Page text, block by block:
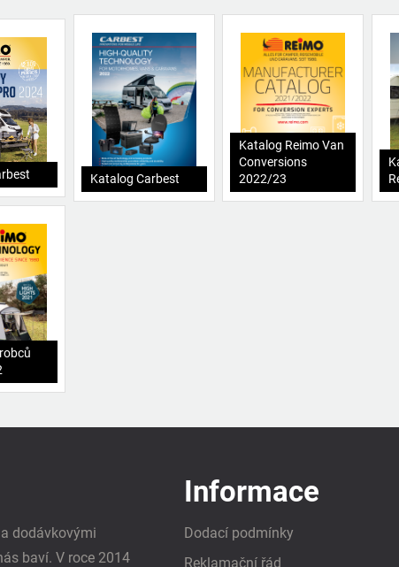
Katalog Carbest
Katalog Reimo Van
Conversions
2022/23
dodávkovými
baví. V roce 2014
Informace
Dodací podmínky
Reklamační řád